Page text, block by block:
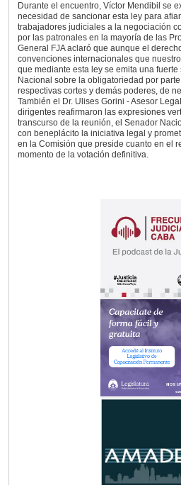
Durante el encuentro, Víctor Mendibil se
necesidad de sancionar esta ley para
trabajadores judiciales a la negociación
por las patronales en la mayoría de las
General FJA aclaró que aunque el
convenciones internacionales que
que mediante esta ley se emita una
Nacional sobre la obligatoriedad por
respectivas cortes y demás poderes, de
También el Dr. Ulises Gorini - Asesor
dirigentes reafirmaron las expresiones
transcurso de la reunión, el Senador
con beneplácito la iniciativa legal y
en la Comisión que preside cuanto en el
momento de la votación definitiva.